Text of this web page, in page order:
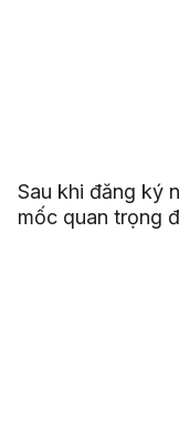
Sau khi đăng ký
mốc quan trọng